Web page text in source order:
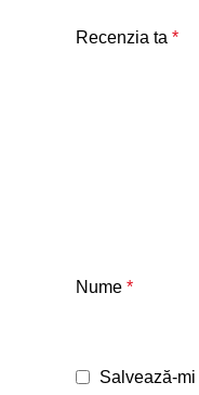
Recenzia ta *
Nume *
Salvează-